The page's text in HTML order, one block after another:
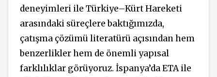
deneyimleri ile Türkiye–Kürt Hareketi
arasındaki süreçlere baktığımızda,
çatışma çözümü literatürü açısından hem
benzerlikler hem de önemli yapısal
farklılıklar görüyoruz. İspanya’da ETA ile